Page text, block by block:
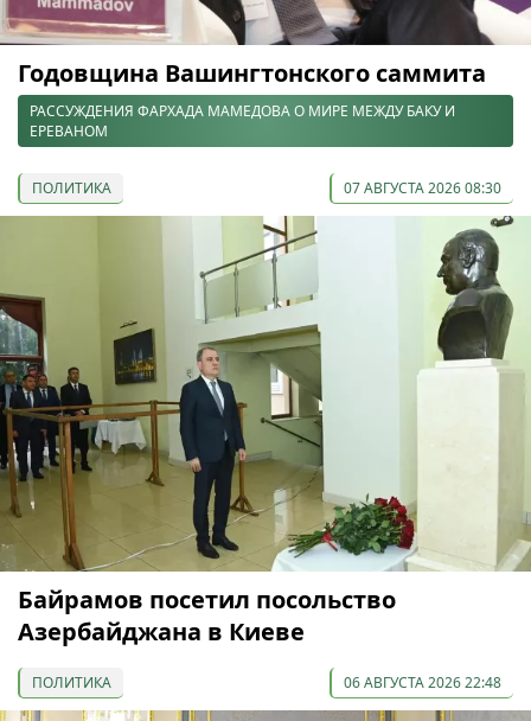
Годовщина Вашингтонского саммита
РАССУЖДЕНИЯ ФАРХАДА МАМЕДОВА О МИРЕ МЕЖДУ БАКУ И
ЕРЕВАНОМ
ПОЛИТИКА 07 АВГУСТА 2026 08:30
Байрамов посетил посольство
Азербайджана в Киеве
ПОЛИТИКА 06 АВГУСТА 2026 22:48